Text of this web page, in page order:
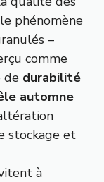
phénomène
–
comme
de durabilité
automne
stockage et
à